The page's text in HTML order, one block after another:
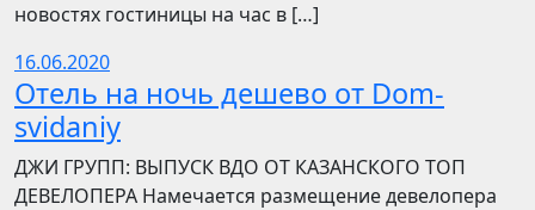
новостях гостиницы на час в […]
16.06.2020
Отель на ночь дешево от Dom-
svidaniy
​​ДЖИ ГРУПП: ВЫПУСК ВДО ОТ КАЗАНСКОГО ТОП
ДЕВЕЛОПЕРА Намечается размещение девелопера